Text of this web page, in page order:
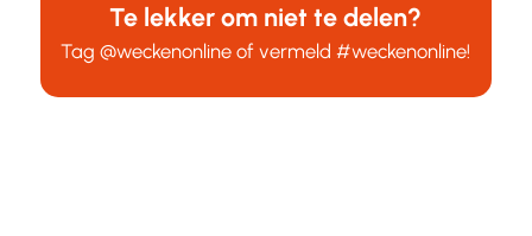
Te lekker om niet te delen?
Tag@weckenonline of vermeld#weckenonline!